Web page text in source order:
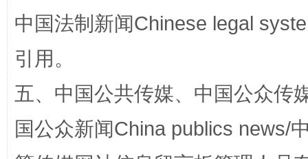
中国法制新闻Chinese legal
引用。
五、中国公共传媒、中国公众传
国公众新闻China publics news/